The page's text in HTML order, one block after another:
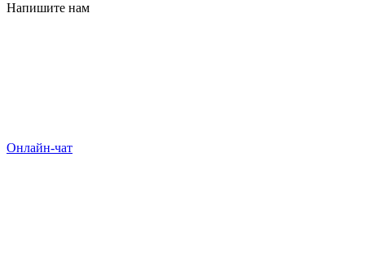
Напишите нам
Онлайн-чат